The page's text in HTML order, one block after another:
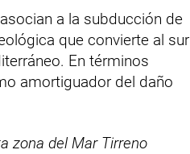
a la subducción de
que convierte al sur
En términos
amortiguador del daño
zona del Mar Tirreno